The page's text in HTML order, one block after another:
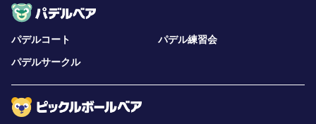
パデルコート
パデル練習会
パデルサークル